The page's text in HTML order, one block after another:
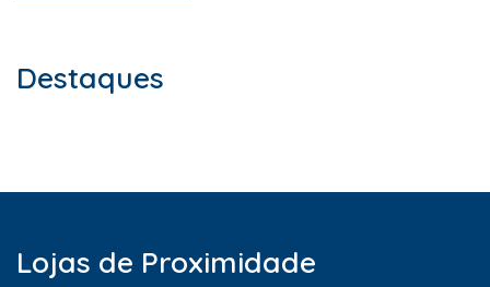
Destaques
Lojas de Proximidade